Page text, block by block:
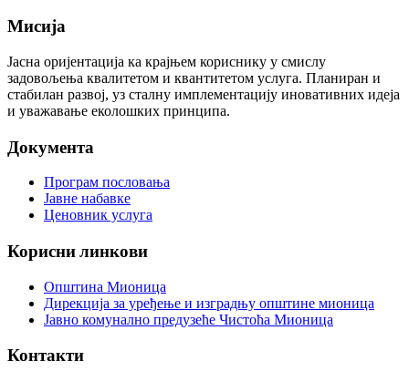
Мисија
Јасна оријентација ка крајњем кориснику у смислу
задовољења квалитетом и квантитетом услуга. Планиран и
стабилан развој, уз сталну имплементацију иновативних идеја
и уважавање еколошких принципа.
Документа
Програм пословања
Јавне набавке
Ценовник услуга
Корисни линкови
Општина Мионица
Дирекција за уређење и изградњу општине мионица
Јавно комунално предузеће Чистоћа Мионица
Контакти